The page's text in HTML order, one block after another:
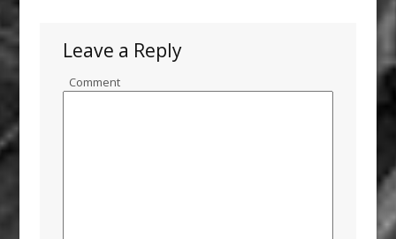
Leave a Reply
Comment